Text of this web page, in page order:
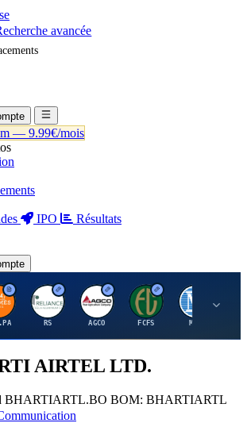
avancée
— 9.99€/mois
IPO
Résultats
R
RS
A
AGCO
F
FCFS
M
MCO
AIRTEL LTD.
BHARTIARTL.BO BOM: BHARTIARTL